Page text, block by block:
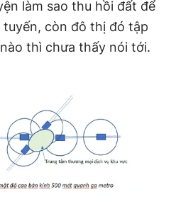
làm sao thu hồi đất để
còn đô thị đó tập
thì chưa thấy nói tới.